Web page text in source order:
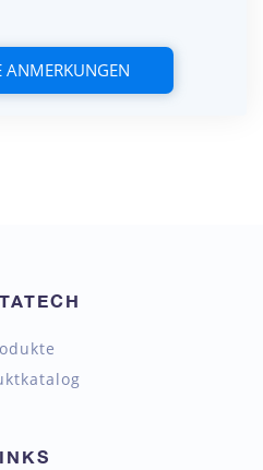
ANMERKUNGEN